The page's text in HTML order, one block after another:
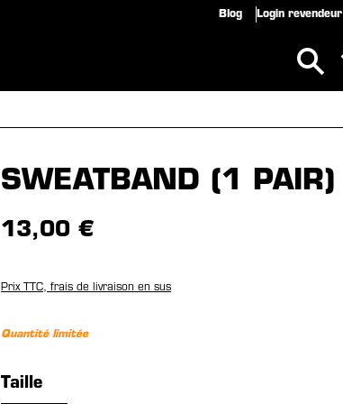
Blog Login revendeur
SWEATBAND (1 PAIR)
13,00 €
Prix TTC, frais de livraison en sus
Quantité limitée
Sélectionnez
Taille